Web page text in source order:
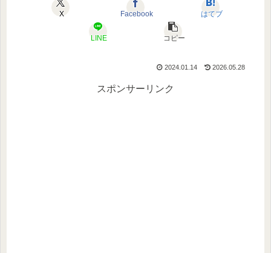
X Facebook はてブ
LINE コピー
2024.01.14 2026.05.28
スポンサーリンク